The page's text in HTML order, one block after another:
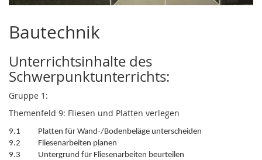
Bautechnik
Unterrichtsinhalte des
Schwerpunktunterrichts:
Gruppe 1:
Themenfeld 9: Fliesen und Platten verlegen
9.1 Platten für Wand-/Bodenbeläge unterscheiden
9.2 Fliesenarbeiten planen
9.3 Untergrund für Fliesenarbeiten beurteilen